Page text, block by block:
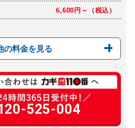
6,600円～（税込）
の料金を見る
6,600円～（税込）
6,600円～（税込）
6,600円～（税込）
525-004